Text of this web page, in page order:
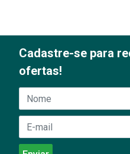
Cadastre-se para
ofertas!